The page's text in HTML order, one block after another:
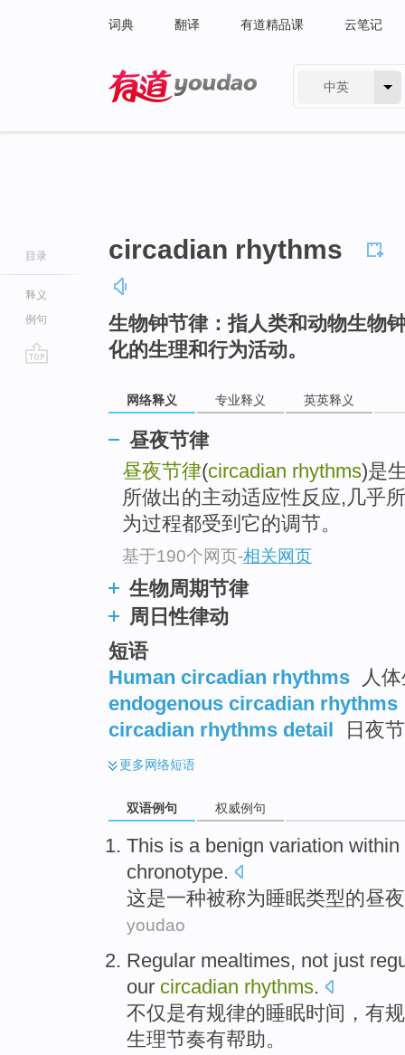
词典 翻译 有道精品课 云笔记
中英
目录
释义
例句
circadian rhythms
生物钟节律：指人类和动物生物
化的生理和行为活动。
网络释义 专业释义 英英释义
昼夜节律
昼夜节律(circadian rhythms)是
所做出的主动适应性反应,几乎
为过程都受到它的调节。
基于190个网页-相关网页
生物周期节律
周日性律动
短语
Human circadian rhythms
人
endogenous circadian rhythms
circadian rhythms detail
日夜
更多网络短语
双语例句 权威例句
This is a benign variation within
chronotype.
这是一种被称为睡眠类型的昼夜
youdao
Regular mealtimes, not just
our circadian rhythms.
不仅是有规律的睡眠时间 ，有
生理节奏有帮助。